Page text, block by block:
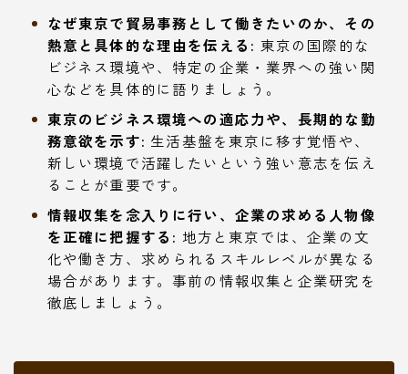
なぜ東京で貿易事務として働きたいのか、その
熱意と具体的な理由を伝える: 東京の国際的な
ビジネス環境や、特定の企業・業界への強い関
心などを具体的に語りましょう。
東京のビジネス環境への適応力や、長期的な勤
務意欲を示す: 生活基盤を東京に移す覚悟や、
新しい環境で活躍したいという強い意志を伝え
ることが重要です。
情報収集を念入りに行い、企業の求める人物像
を正確に把握する: 地方と東京では、企業の文
化や働き方、求められるスキルレベルが異なる
場合があります。事前の情報収集と企業研究を
徹底しましょう。